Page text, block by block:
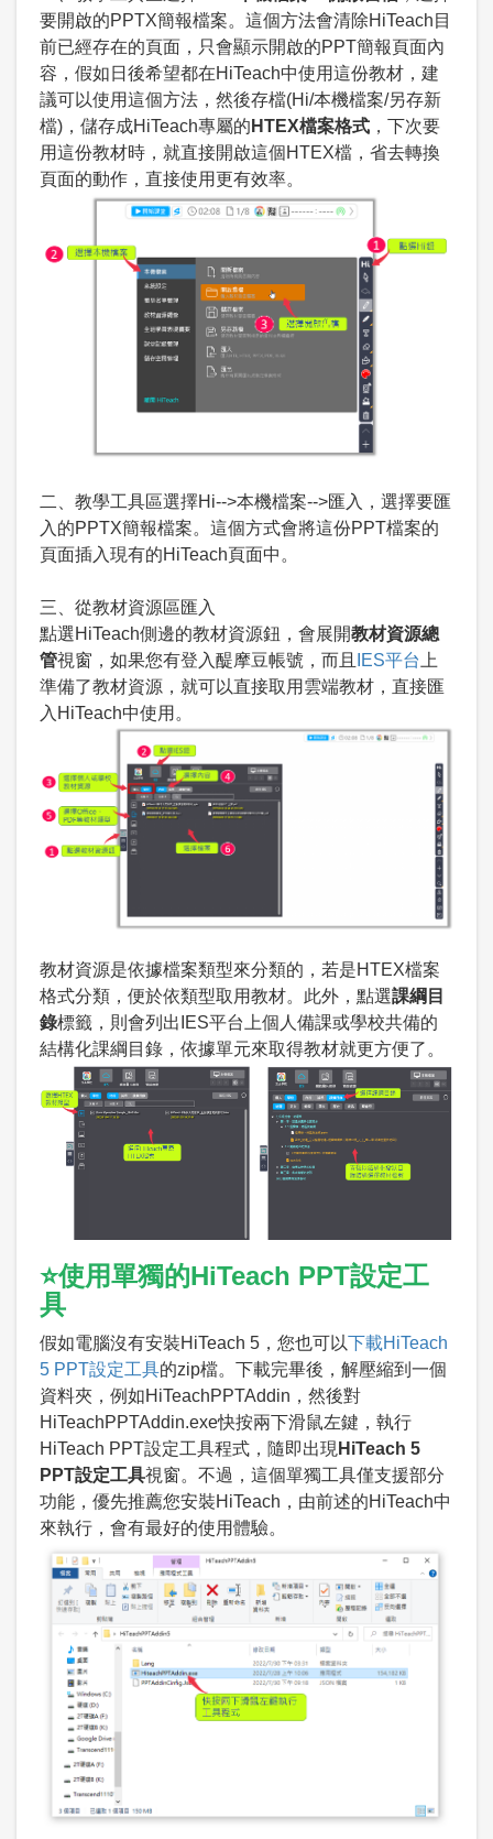
要開啟的PPTX簡報檔案。這個方法會清除HiTeach目
前已經存在的頁面，只會顯示開啟的PPT簡報頁面內
容，假如日後希望都在HiTeach中使用這份教材，建
議可以使用這個方法，然後存檔(Hi/本機檔案/另存新
檔)，儲存成HiTeach專屬的 HTEX檔案格式，下次要
用這份教材時，就直接開啟這個HTEX檔，省去轉換
頁面的動作，直接使用更有效率。
二、教學工具區選擇Hi-->本機檔案-->匯入，選擇要匯
入的PPTX簡報檔案。這個方式會將這份PPT檔案的
頁面插入現有的HiTeach頁面中。
三、從教材資源區匯入
點選HiTeach側邊的教材資源鈕，會展開教材資源總
管視窗，如果您有登入醍摩豆帳號，而且 IES平台 上
準備了教材資源，就可以直接取用雲端教材，直接匯
入HiTeach中使用。
教材資源是依據檔案類型來分類的，若是HTEX檔案
格式分類，便於依類型取用教材。此外，點選課綱目
錄標籤，則會列出IES平台上個人備課或學校共備的
結構化課綱目錄，依據單元來取得教材就更方便了。
⭐使用單獨的HiTeach PPT設定工
具
假如電腦沒有安裝HiTeach 5，您也可以下載HiTeach
5 PPT設定工具的zip檔。下載完畢後，解壓縮到一個
資料夾，例如HiTeachPPTAddin，然後對
HiTeachPPTAddin.exe快按兩下滑鼠左鍵，執行
HiTeach PPT設定工具程式，隨即出現 HiTeach 5
PPT設定工具視窗。不過，這個單獨工具僅支援部分
功能，優先推薦您安裝HiTeach，由前述的HiTeach中
來執行，會有最好的使用體驗。